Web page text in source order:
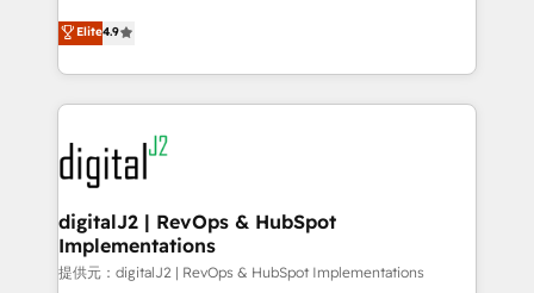
AI, & maximize AEO with tailored AI services. 🧩
Integrations: Extend HubSpot with custom
North America. Avec plus de 115 experts en
marketing automation, Growth, Revops, CRM et
webdesign. Markentive is both a consulting firm, a
digital agency and an integrator. With over 115
experts in marketing automation, growth, revops,
CRM and webdesign (We focus on EMEA - USA
customers).
Elite4.9
digitalJ2 | RevOps & HubSpot
Implementations
提供元：digitalJ2 | RevOps & HubSpot Implementations